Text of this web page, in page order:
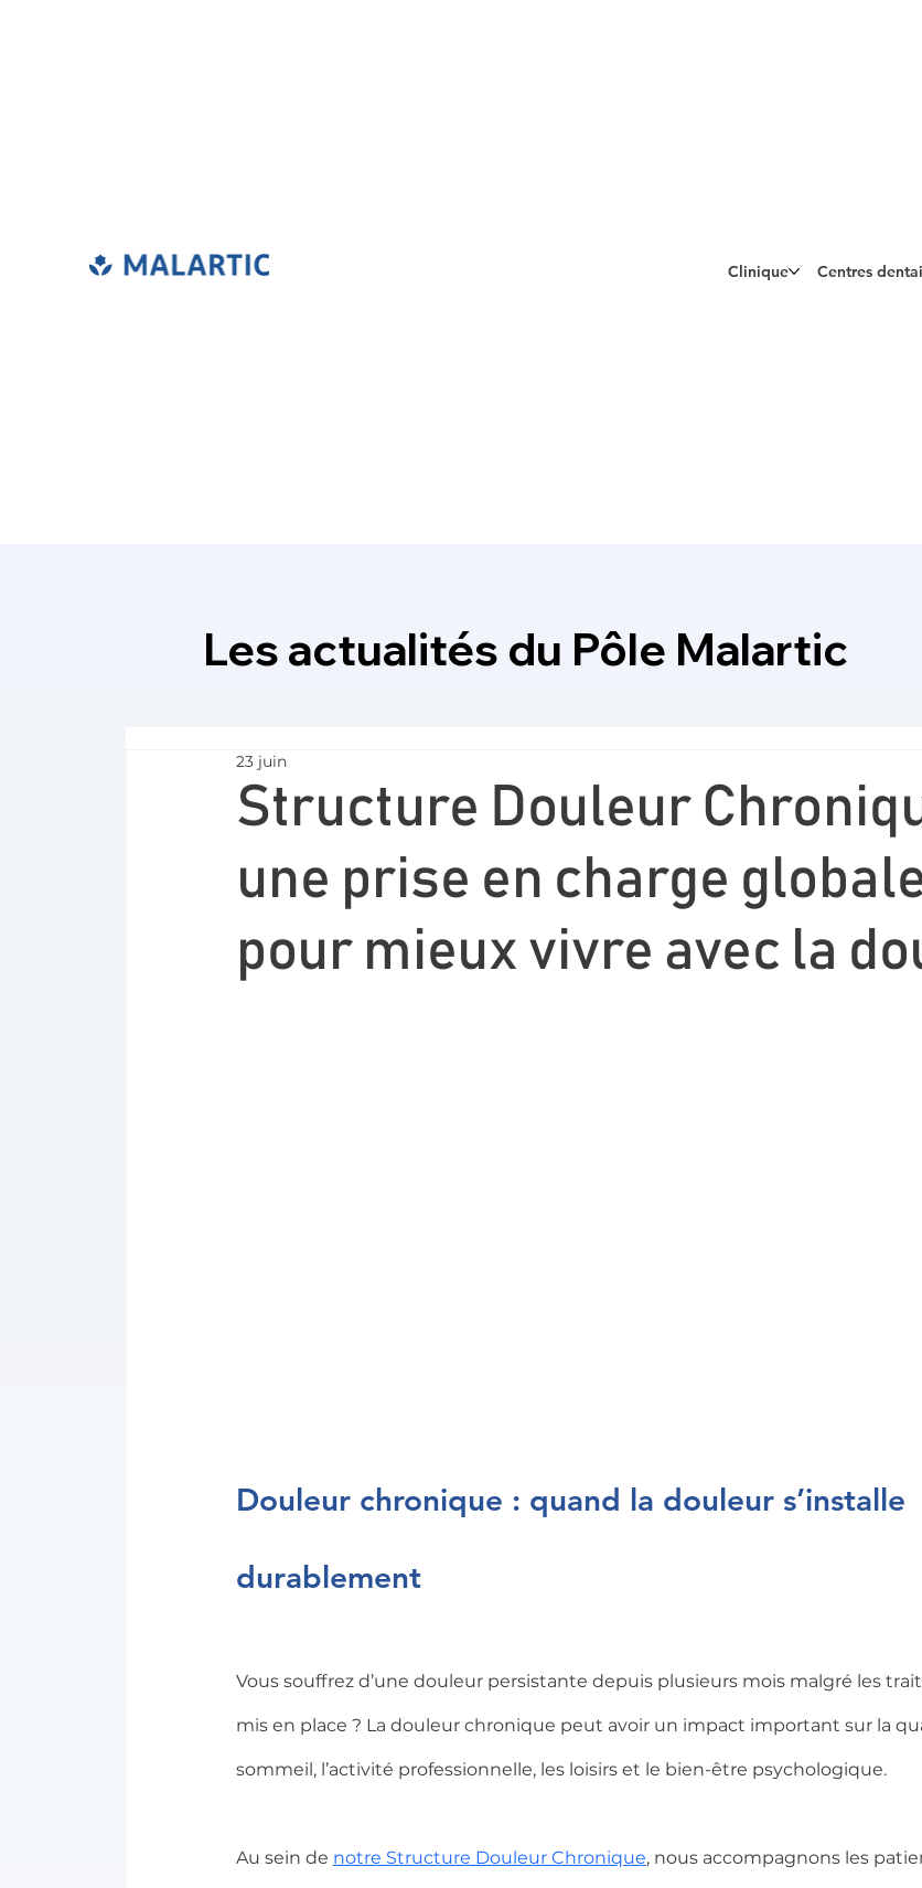
Clinique Centres
Les actualités du Pôle Malartic
Structure Douleur
une prise en charge
pour mieux vivre avec la
23 juin
Douleur chronique : quand la douleur s’installe
durablement
Vous souffrez d’une douleur persistante depuis plusieurs mois malgré les
mis en place ? La douleur chronique peut avoir un impact important sur la
sommeil, l’activité professionnelle, les loisirs et le bien-être psychologique.
Au sein de notre Structure Douleur Chronique, nous accompagnons les